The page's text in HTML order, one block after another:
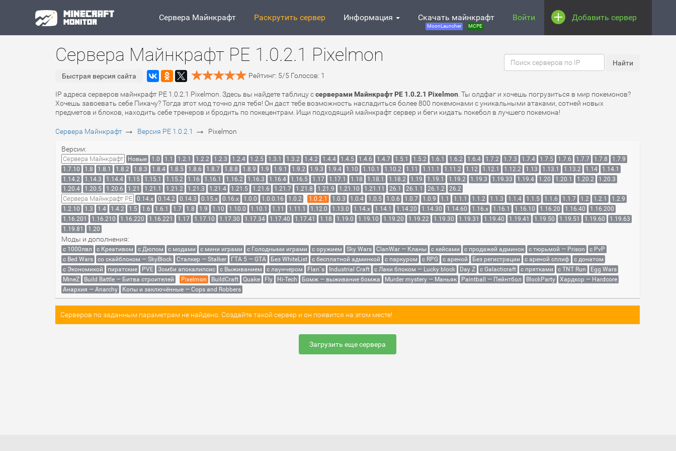
Сервера Майнкрафт Раскрутить сервер Информация Скачать майнкрафт
MoonLauncher MCPE
Войти Добавить сервер
Сервера Майнкрафт PE 1.0.2.1 Pixelmon
Быстрая версия сайта Рейтинг: 5/5 Голосов: 1
IP адреса серверов майнкрафт PE 1.0.2.1 Pixelmon. Здесь вы найдете таблицу ссерверами Майнкрафт PE 1.0.2.1 Pixelmon . Ты олдфаг и хочешь погрузиться в мир покемонов?
Хочешь завоевать себе Пикачу? Тогда этот мод точно для тебя! Он даст тебе возможность насладиться более 800 покемонами с уникальными атаками, сотней новых
предметов и блоков, находить себе тренеров и бродить по покецентрам. Ищи подходящий майнкрафт сервер и беги кидать покебол в лучшего покемона!
Сервера Майнкрафт → Версия PE 1.0.2.1 → Pixelmon
Версии:
Сервера Майнкрафт Новые 1.0 1.1 1.2.1 1.2.2 1.2.3 1.2.4 1.2.5 1.3.1 1.3.2 1.4.2 1.4.4 1.4.5 1.4.6 1.4.7 1.5.1 1.5.2 1.6.1 1.6.2 1.6.4 1.7.2 1.7.3 1.7.4 1.7.5 1.7.6 1.7.7 1.7.8
1.7.9
1.7.10
1.8 1.8.1 1.8.2 1.8.3 1.8.4 1.8.5 1.8.6 1.8.7 1.8.8 1.8.9 1.9 1.9.1 1.9.2 1.9.3 1.9.4 1.10 1.10.1 1.10.2 1.11 1.11.1 1.11.2 1.12 1.12.1 1.12.2 1.13 1.13.1 1.13.2 1.14
1.14.1
1.14.2
1.14.3 1.14.4 1.15 1.15.1 1.15.2 1.16 1.16.1 1.16.2 1.16.3 1.16.4 1.16.5 1.17 1.17.1 1.18 1.18.1 1.18.2 1.19 1.19.1 1.19.2 1.19.3 1.19.33 1.19.4 1.20 1.20.1 1.20.2
1.20.3
1.20.4
1.20.5 1.20.6 1.21 1.21.1 1.21.2 1.21.3 1.21.4 1.21.5 1.21.6 1.21.7 1.21.8 1.21.9 1.21.10 1.21.11 26.1 26.1.1 26.1.2 26.2
Сервера Майнкрафт PE 0.14.x 0.14.2 0.14.3 0.15.x 0.16.x 1.0.0 1.0.0.16 1.0.2 1.0.2.1 1.0.3 1.0.4 1.0.5 1.0.6 1.0.7 1.0.9 1.1 1.1.1 1.1.2 1.1.3 1.1.4 1.1.5 1.1.6 1.1.7 1.2 1.2.1
1.2.9
1.2.10
1.3 1.4 1.4.2 1.5 1.6 1.6.1 1.7 1.8 1.9 1.10 1.10.0 1.10.1 1.11 1.11.1 1.12.0 1.13.0 1.14.x 1.14.1 1.14.20 1.14.30 1.14.60 1.16.x 1.16.1 1.16.10 1.16.20 1.16.40
1.16.200
1.16.201
1.16.210 1.16.220 1.16.221 1.17 1.17.10 1.17.30 1.17.34 1.17.40 1.17.41 1.18 1.19.0 1.19.10 1.19.20 1.19.22 1.19.30 1.19.31 1.19.40 1.19.41 1.19.50 1.19.51 1.19.60
1.19.63
1.19.81
1.20
Моды и дополнения:
с 1000лвл c Креативом с Дюпом с модами с мини играми с Голодными играми с оружием Sky Wars ClanWar — Кланы с кейсами с продажей админок с тюрьмой — Prison
с PvP
с Bed Wars
со скайблоком — SkyBlock Сталкер — Stalker ГТА 5 — GTA Без WhiteList с бесплатной админкой с паркуром с RPG с ареной Без регистрации с ареной сплиф
с донатом
с Экономикой
пиратские PVE Зомби апокалипсис с Выживанием с лаунчером Flan`s Industrial Craft с Лаки блоком — Lucky block Day Z с Galacticraft с прятками с TNT Run
Egg Wars
MineZ
Build Battle — Битва строителей Pixelmon BuildCraft Quake Fly Hi-Tech Бомж — выживание бомжа Murder mystery — Маньяк Paintball — Пейнтбол BlockParty
Хардкор — Hardcore
Анархия — Anarchy
Копы и заключённые — Cops and Robbers
Серверов по заданным параметрам не найдено. Создайте такой сервер и он появится на этом месте!
Загрузить еще сервера